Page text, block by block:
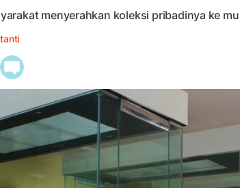
menyerahkan koleksi pribadinya ke